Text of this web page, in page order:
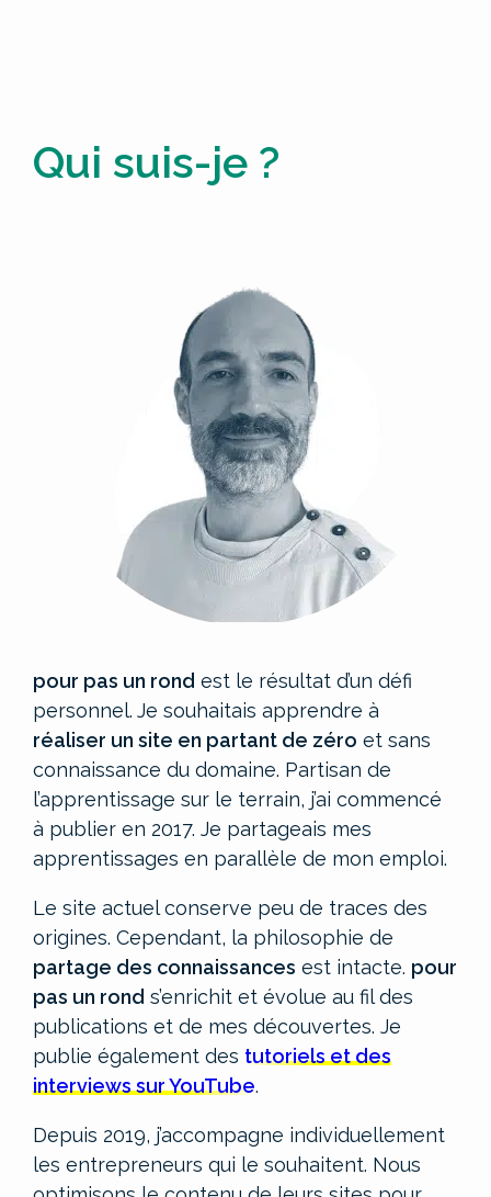
Qui suis-je ?
pour pas un rond est le résultat d’un défi
personnel. Je souhaitais apprendre à
réaliser un site en partant de zéro et sans
connaissance du domaine. Partisan de
l’apprentissage sur le terrain, j’ai commencé
à publier en 2017. Je partageais mes
apprentissages en parallèle de mon emploi.
Le site actuel conserve peu de traces des
origines. Cependant, la philosophie de
partage des connaissances est intacte. pour
pas un rond s’enrichit et évolue au fil des
publications et de mes découvertes. Je
publie également des tutoriels et des
interviews sur YouTube.
Depuis 2019, j’accompagne individuellement
les entrepreneurs qui le souhaitent. Nous